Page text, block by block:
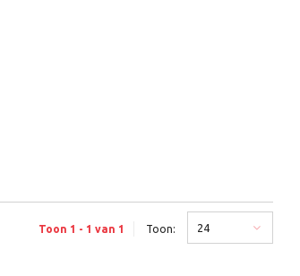
Toon 1 - 1 van 1 Toon: 24